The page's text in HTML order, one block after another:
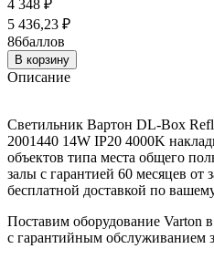
4 348 ₽
5 436,23 ₽
86баллов
В корзину
Описание
Светильник Вартон DL-Box
2001440 14W IP20 4000K
объектов типа места общего
залы с гарантией 60 месяцев от
бесплатной доставкой по
Поставим оборудование Varton
с гарантийным обслуживанием